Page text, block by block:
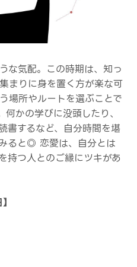
な気配。この時期は、知っ
まりに身を置く方が楽な可
場所やルートを選ぶことで
かの学びに没頭したり、
書するなど、自分時間を堪
ると◎ 恋愛は、自分とは
持つ人とのご縁にツキがあ